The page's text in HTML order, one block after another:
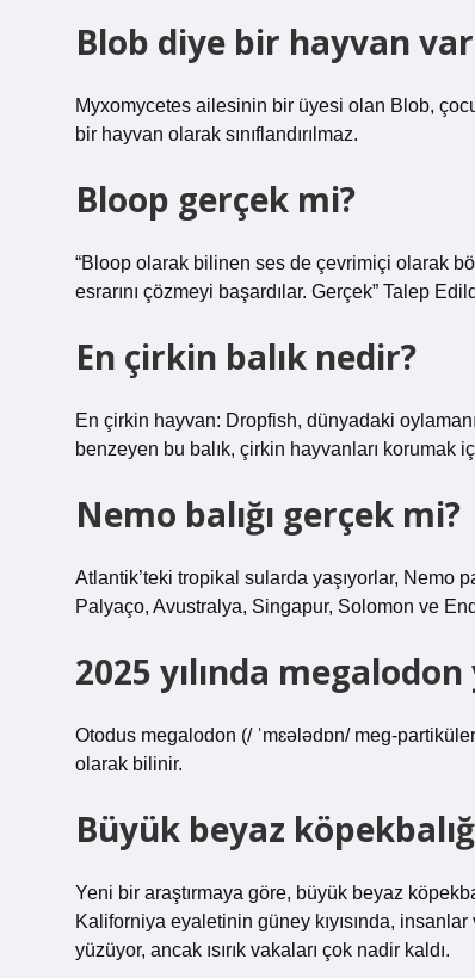
Blob diye bir hayvan var
Myxomycetes ailesinin bir üyesi olan Blob,
bir hayvan olarak sınıflandırılmaz.
Bloop gerçek mi?
“Bloop olarak bilinen ses de çevrimiçi olarak
esrarını çözmeyi başardılar. Gerçek” Talep
En çirkin balık nedir?
En çirkin hayvan: Dropfish, dünyadaki
benzeyen bu balık, çirkin hayvanları korumak
Nemo balığı gerçek mi?
Atlantik’teki tropikal sularda yaşıyorlar, Nemo
Palyaço, Avustralya, Singapur, Solomon ve
2025 yılında
Otodus megalodon (/ ˈmɛələdɒn/ meg-
olarak bilinir.
Büyük beyaz
Yeni bir araştırmaya göre, büyük beyaz
Kaliforniya eyaletinin güney kıyısında,
yüzüyor, ancak ısırık vakaları çok nadir kaldı.